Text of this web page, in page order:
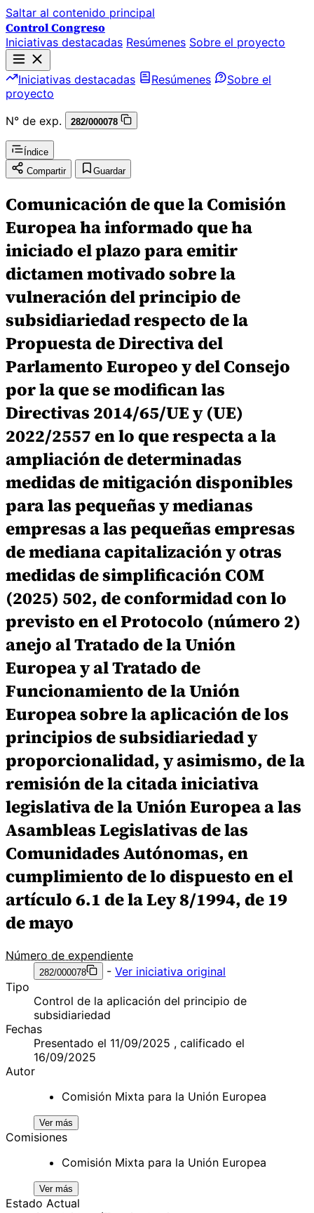
Saltar al contenido principal
Control Congreso
Iniciativas destacadas Resúmenes Sobre el proyecto
Iniciativas destacadas Resúmenes
Sobre el
proyecto
N° de exp.
282/000078
Índice
Compartir
Guardar
Comunicación de que la Comisión
Europea ha informado que ha
iniciado el plazo para emitir
dictamen motivado sobre la
vulneración del principio de
subsidiariedad respecto de la
Propuesta de Directiva del
Parlamento Europeo y del Consejo
por la que se modifican las
Directivas 2014/65/UE y (UE)
2022/2557 en lo que respecta a la
ampliación de determinadas
medidas de mitigación disponibles
para las pequeñas y medianas
empresas a las pequeñas empresas
de mediana capitalización y otras
medidas de simplificación COM
(2025) 502, de conformidad con lo
previsto en el Protocolo (número 2)
anejo al Tratado de la Unión
Europea y al Tratado de
Funcionamiento de la Unión
Europea sobre la aplicación de los
principios de subsidiariedad y
proporcionalidad, y asimismo, de la
remisión de la citada iniciativa
legislativa de la Unión Europea a las
Asambleas Legislativas de las
Comunidades Autónomas, en
cumplimiento de lo dispuesto en el
artículo 6.1 de la Ley 8/1994, de 19
de mayo
Número de expendiente
282/000078 - Ver iniciativa original
Tipo
Control de la aplicación del principio de
subsidiariedad
Fechas
Presentado el 11/09/2025 , calificado el
16/09/2025
Autor
Comisión Mixta para la Unión Europea
Ver más
Comisiones
Comisión Mixta para la Unión Europea
Ver más
Estado Actual